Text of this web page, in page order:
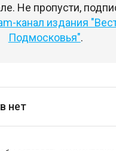
Не пропусти,
канал издания
Подмосковья".
нет